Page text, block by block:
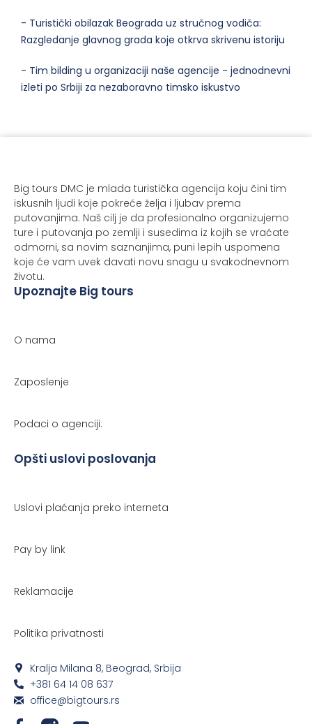
- Turistički obilazak Beograda uz stručnog vodiča:
Razgledanje glavnog grada koje otkrva skrivenu istoriju
- Tim bilding u organizaciji naše agencije - jednodnevni
izleti po Srbiji za nezaboravno timsko iskustvo
Big tours DMC je mlada turistička agencija koju čini tim
iskusnih ljudi koje pokreće želja i ljubav prema
putovanjima. Naš cilj je da profesionalno organizujemo
ture i putovanja po zemlji i susedima iz kojih se vraćate
odmorni, sa novim saznanjima, puni lepih uspomena
koje će vam uvek davati novu snagu u svakodnevnom
životu.
Upoznajte Big tours
O nama
Zaposlenje
Podaci o agenciji:
Opšti uslovi poslovanja
Uslovi plaćanja preko interneta
Pay by link
Reklamacije
Politika privatnosti
Kralja Milana 8, Beograd, Srbija
+381 64 14 08 637
office@bigtours.rs